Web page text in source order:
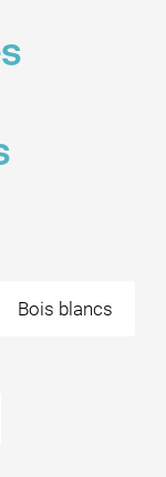
Bois blancs